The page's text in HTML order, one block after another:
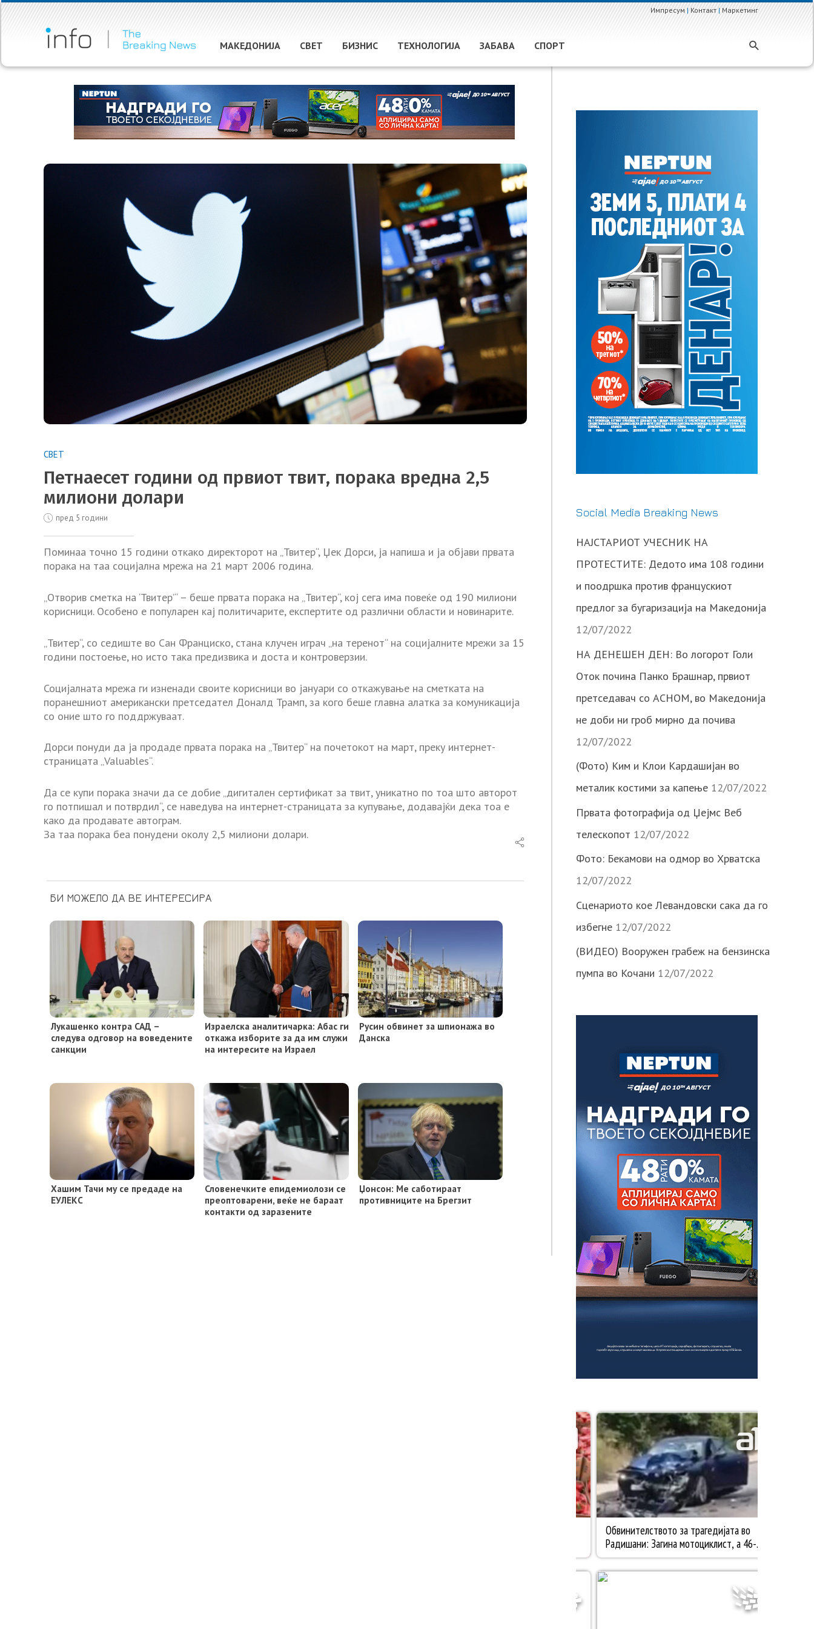
Импресум|Контакт|Маркетинг
МАКЕДОНИЈА СВЕТ БИЗНИС ТЕХНОЛОГИЈА ЗАБАВА СПОРТ
СВЕТ
Петнаесет години од првиот твит, порака вредна 2,5
милиони долари
пред 5 години
Поминаа точно 15 години откако директорот на „Твитер“, Џек Дорси, ја напиша и ја објави првата
порака на таа социјална мрежа на 21 март 2006 година.
„Отворив сметка на ‘Твитер’“ – беше првата порака на „Твитер“, кој сега има повеќе од 190 милиони
корисници. Особено е популарен кај политичарите, експертите од различни области и новинарите.
„Твитер“, со седиште во Сан Франциско, стана клучен играч „на теренот“ на социјалните мрежи за 15
години постоење, но исто така предизвика и доста и контроверзии.
Социјалната мрежа ги изненади своите корисници во јануари со откажување на сметката на
поранешниот американски претседател Доналд Трамп, за кого беше главна алатка за комуникација
со оние што го поддржуваат.
Дорси понуди да ја продаде првата порака на „Твитер“ на почетокот на март, преку интернет-
страницата „Valuables“.
Да се ​​купи порака значи да се добие „дигитален сертификат за твит, уникатно по тоа што авторот
го потпишал и потврдил“, се наведува на интернет-страницата за купување, додавајќи дека тоа е
како да продавате автограм.
За таа порака беа понудени околу 2,5 милиони долари.
БИ МОЖЕЛО ДА ВЕ ИНТЕРЕСИРА
Лукашенко контра САД –
следува одговор на воведените
санкции
Израелска аналитичарка: Абас ги
откажа изборите за да им служи
на интересите на Израел
Русин обвинет за шпионажа во
Данска
Хашим Тачи му се предаде на
ЕУЛЕКС
Словенечките епидемиолози се
преоптоварени, веќе не бараат
контакти од заразените
Џонсон: Ме саботираат
противниците на Брегзит
Social Media Breaking News
НАЈСТАРИОТ УЧЕСНИК НА
ПРОТЕСТИТЕ: Дедото има 108 години
и поодршка против францускиот
предлог за бугаризација на Македонија
12/07/2022
НА ДЕНЕШЕН ДЕН: Во логорот Голи
Оток почина Панко Брашнар, првиот
претседавач со АСНОМ, во Македонија
не доби ни гроб мирно да почива
12/07/2022
(Фото) Ким и Клои Кардашијан во
металик костими за капење 12/07/2022
Првата фотографија од Џејмс Веб
телескопот 12/07/2022
Фото: Бекамови на одмор во Хрватска
12/07/2022
Сценариото кое Левандовски сака да го
избегне 12/07/2022
(ВИДЕО) Вооружен грабеж на бензинска
пумпа во Кочани 12/07/2022